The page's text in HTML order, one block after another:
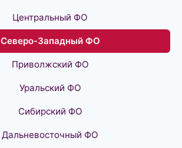
Центральный ФО
Северо-Западный ФО
Приволжский ФО
Уральский ФО
Сибирский ФО
Дальневосточный ФО